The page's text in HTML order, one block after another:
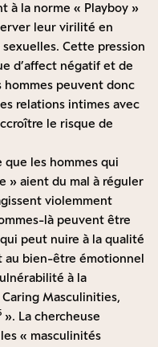
à la norme « Playboy »
leur virilité en
Cette pression
d’affect négatif et de
hommes peuvent donc
relations intimes avec
le risque de
que les hommes qui
» aient du mal à réguler
violemment
là peuvent être
peut nuire à la qualité
au bien-être émotionnel
à la
Caring Masculinities,
». La chercheuse
« masculinités